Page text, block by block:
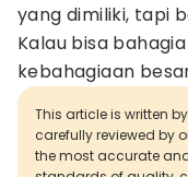
yang dimiliki, tapi
Kalau bisa
kebahagiaan
This article is written
carefully reviewed by
the most accurate